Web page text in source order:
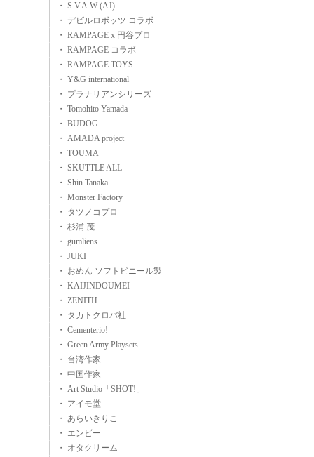
・ S.V.A.W (AJ)
・ デビルロボッツ コラボ
・ RAMPAGE x 円谷プロ
・ RAMPAGE コラボ
・ RAMPAGE TOYS
・ Y&G international
・ プラナリアンシリーズ
・ Tomohito Yamada
・ BUDOG
・ AMADA project
・ TOUMA
・ SKUTTLE ALL
・ Shin Tanaka
・ Monster Factory
・ タツノコプロ
・ 杉浦 茂
・ gumliens
・ JUKI
・ おめん ソフトビニール製
・ KAIJINDOUMEI
・ ZENITH
・ タカトクロバ社
・ Cementerio!
・ Green Army Playsets
・ 台湾作家
・ 中国作家
・ Art Studio「SHOT!」
・ アイモ堂
・ あらいきりこ
・ エンビー
・ オタクリーム